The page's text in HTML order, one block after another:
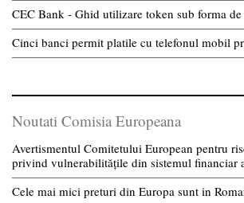
CEC Bank - Ghid utilizare token sub forma
Cinci banci permit platile cu telefonul mobil
Noutati Comisia Europeana
Avertismentul Comitetului European pentru
privind vulnerabilitățile din sistemul financiar
Cele mai mici preturi din Europa sunt in